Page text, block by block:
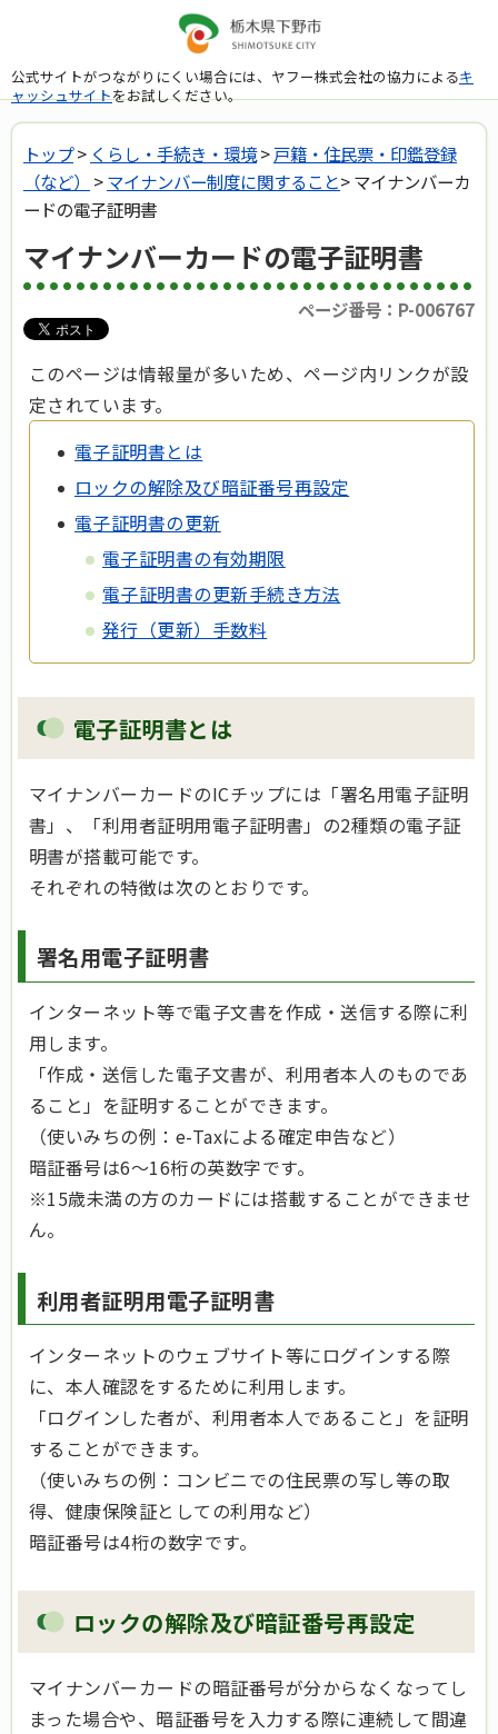
公式サイトがつながりにくい場合には、ヤフー株式会社の協力によるキ
ャッシュサイトをお試しください。
トップ> くらし・手続き・環境>戸籍・住民票・印鑑登録
（など）
>マイナンバー制度に関すること> マイナンバーカ
ードの電子証明書
マイナンバーカードの電子証明書
ページ番号：P-006767
このページは情報量が多いため、ページ内リンクが設
定されています。
電子証明書とは
ロックの解除及び暗証番号再設定
電子証明書の更新
電子証明書の有効期限
電子証明書の更新手続き方法
発行（更新）手数料
電子証明書とは
マイナンバーカードのICチップには「署名用電子証明
書」、「利用者証明用電子証明書」の2種類の電子証
明書が搭載可能です。
それぞれの特徴は次のとおりです。
署名用電子証明書
インターネット等で電子文書を作成・送信する際に利
用します。
「作成・送信した電子文書が、利用者本人のものであ
ること」を証明することができます。
（使いみちの例：e-Taxによる確定申告など）
暗証番号は6～16桁の英数字です。
※15歳未満の方のカードには搭載することができませ
ん。
利用者証明用電子証明書
インターネットのウェブサイト等にログインする際
に、本人確認をするために利用します。
「ログインした者が、利用者本人であること」を証明
することができます。
（使いみちの例：コンビニでの住民票の写し等の取
得、健康保険証としての利用など）
暗証番号は4桁の数字です。
ロックの解除及び暗証番号再設定
マイナンバーカードの暗証番号が分からなくなってし
まった場合や、暗証番号を入力する際に連続して間違